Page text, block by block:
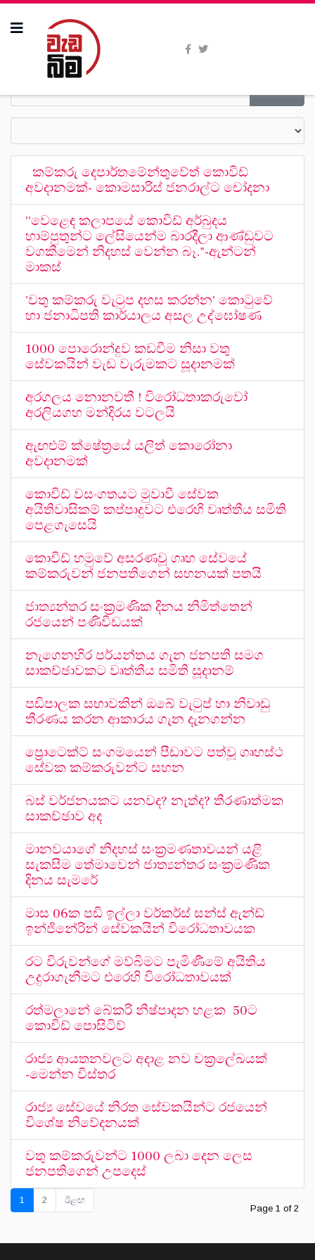
කම්කරු දෙපාර්තමේන්තුවේත් කොවිඩ්
අවදානමක්- කොමසාරිස් ජනරාල්ට චෝදනා
''වෙළෙඳ කලාපයේ කොවිඩ් අර්බුදය
හාම්පුතුන්ට ලේසියෙන්ම බාරදීලා ආණ්ඩුවට
වගකීමෙන් නිදහස් වෙන්න බෑ."-ඇන්ටන්
මාකස්
'වතු කම්කරු වැටුප දහස කරන්න' කොටුවේ
හා ජනාධිපති කාර්යාලය අසල උද්ඝෝෂණ
1000 පොරොන්දුව කඩවීම නිසා වතු
සේවකයින් වැඩ වැරුමකට සූදානමක්
අරගලය නොනවතී ! විරෝධතාකරුවෝ
අරලියගහ මන්දිරය වටලයි
ඇඟළුම් ක්ෂේත්‍රයේ යලිත් කොරෝනා
අවදානමක්
කොවිඩ් වසංගතයට මුවාවී සේවක
අයිතිවාසිකම් කප්පාදුවට එරෙහි වෘත්තීය සමිති
පෙළගැසෙයි
කොවිඩ් හමුවේ අසරණවූ ගෘහ සේවයේ
කම්කරුවන් ජනපතිගෙන් සහනයක් පතයි
ජාත්‍යන්තර සංක්‍රමණික දිනය නිමිත්තෙන්
රජයෙන් පණිවිඩයක්
නැගෙනහිර පර්යන්තය ගැන ජනපති සමග
සාකච්ඡාවකට වෘත්තීය සමිති සූදානම්
පඩිපාලක සභාවකින් ඔබේ වැටුප් හා නිවාඩු
තීරණය කරන ආකාරය ගැන දැනගන්න
ප්‍රොටෙක්ට් සංගමයෙන් පීඩාවට පත්වූ ගෘහස්ථ
සේවක කම්කරුවන්ට සහන
බස් වර්ජනයකට යනවද? නැත්ද? තීරණාත්මක
සාකච්ඡාව අද
මානවයාගේ නිදහස් සංක්‍රමණතාවයන් යළි
සැකසීම තේමාවෙන් ජාත්‍යන්තර සංක්‍රමණික
දිනය සැමරේ
මාස 06ක පඩි ඉල්ලා වර්කර්ස් සන්ස් ඇන්ඩ්
ඉන්ජිනේරින් සේවකයින් විරෝධතාවයක
රට විරුවන්ගේ මව්බිමට පැමිණීමේ අයිතිය
උදුරාගැනීමට එරෙහි විරෝධතාවයක්
රත්මලානේ බේකරි නිෂ්පාදන හළක 50ට
කොවිඩ් පොසිටිව්
රාජ්‍ය ආයතනවලට අදාළ නව චක්‍රලේඛයක්
-මෙන්න විස්තර
රාජ්‍ය සේවයේ නිරත සේවකයින්ට රජයෙන්
විශේෂ නිවේදනයක්
වතු කම්කරුවන්ට 1000 ලබා දෙන ලෙස
ජනපතිගෙන් උපදෙස්
Page 1 of 2
1 2 ඊළඟ